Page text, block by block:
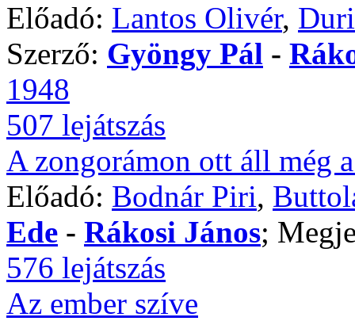
Előadó: Lantos Olivér,
Szerző: Gyöngy Pál -
1948
507 lejátszás
A zongorámon ott áll még
Előadó: Bodnár Piri,
Ede - Rákosi János;
576 lejátszás
Az ember szíve